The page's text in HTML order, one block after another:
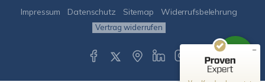
Impressum
Datenschutz Sitemap Widerrufsbelehrung
Vertrag widerrufen
ProvenExpert.com
5,00
/
5,00
50
Bewertungen auf
ProvenExpert.com
Bewertungen von
1
anderen Quelle